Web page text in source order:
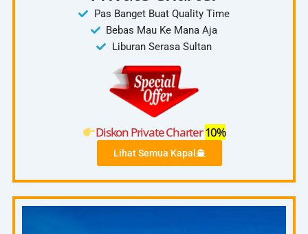
Pas Banget Buat Quality Time
Bebas Mau Ke Mana Aja
Liburan Serasa Sultan
Diskon Private Charter10%
Lihat Semua Kapal